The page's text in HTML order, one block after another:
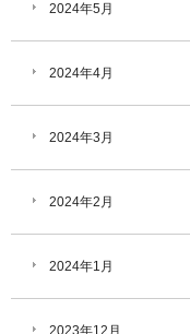
2024年5月
2024年4月
2024年3月
2024年2月
2024年1月